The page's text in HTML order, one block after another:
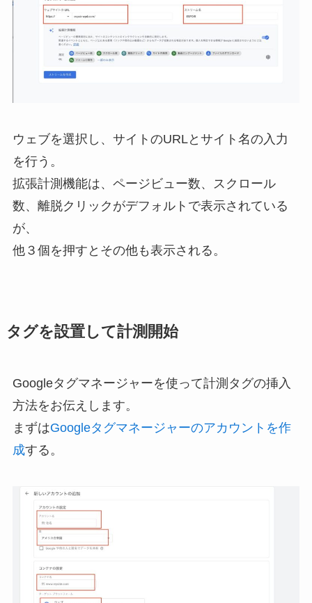
ウェブを選択し、サイトのURLとサイト名の入力
を行う。
拡張計測機能は、ページビュー数、スクロール
数、離脱クリックがデフォルトで表示されている
が、
他３個を押すとその他も表示される。
タグを設置して計測開始
Googleタグマネージャーを使って計測タグの挿入
方法をお伝えします。
まずはGoogleタグマネージャーのアカウントを作
成する。